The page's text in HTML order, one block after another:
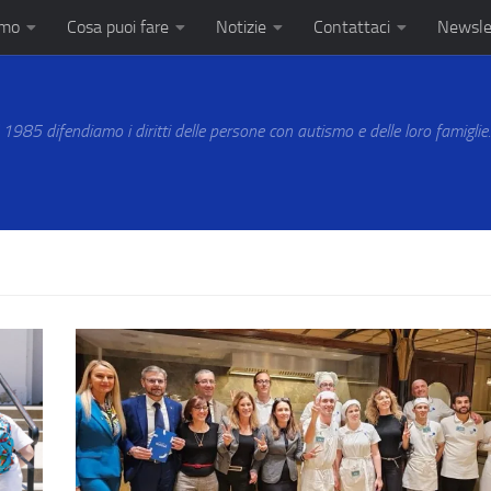
Cosa puoi fare Notizie Contattaci
difendiamo i diritti delle persone con autismo e delle loro famiglie.